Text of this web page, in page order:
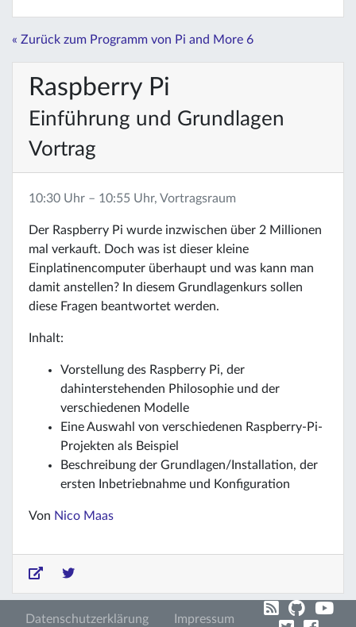
« Zurück zum Programm von Pi and More 6
Raspberry Pi
Einführung und Grundlagen
Vortrag
10:30 Uhr – 10:55 Uhr, Vortragsraum
Der Raspberry Pi wurde inzwischen über 2 Millionen
mal verkauft. Doch was ist dieser kleine
Einplatinencomputer überhaupt und was kann man
damit anstellen? In diesem Grundlagenkurs sollen
diese Fragen beantwortet werden.
Inhalt:
Vorstellung des Raspberry Pi, der
dahinterstehenden Philosophie und der
verschiedenen Modelle
Eine Auswahl von verschiedenen Raspberry-Pi-
Projekten als Beispiel
Beschreibung der Grundlagen/Installation, der
ersten Inbetriebnahme und Konfiguration
Von Nico Maas
Datenschutzerklärung Impressum